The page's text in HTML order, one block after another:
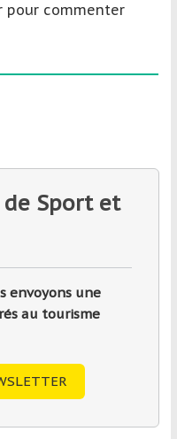
pour commenter
Sport et
envoyons une
au tourisme